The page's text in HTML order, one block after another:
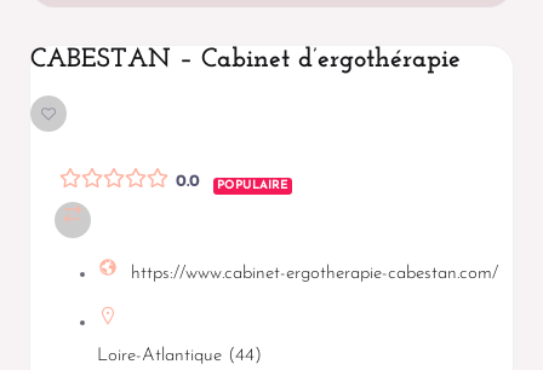
CABESTAN – Cabinet d’ergothérapie
0.0 POPULAIRE
https://www.cabinet-ergotherapie-cabestan.com/
Loire-Atlantique (44)